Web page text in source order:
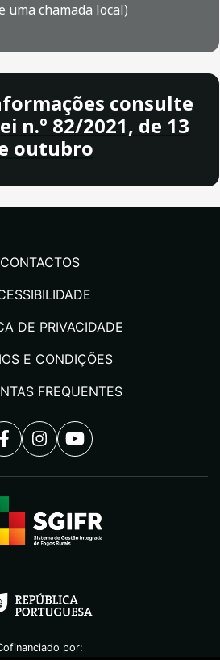
uma chamada local)
consulte
n.º 82/2021, de 13
outubro
CONTACTOS
DE PRIVACIDADE
E CONDIÇÕES
FREQUENTES
por: